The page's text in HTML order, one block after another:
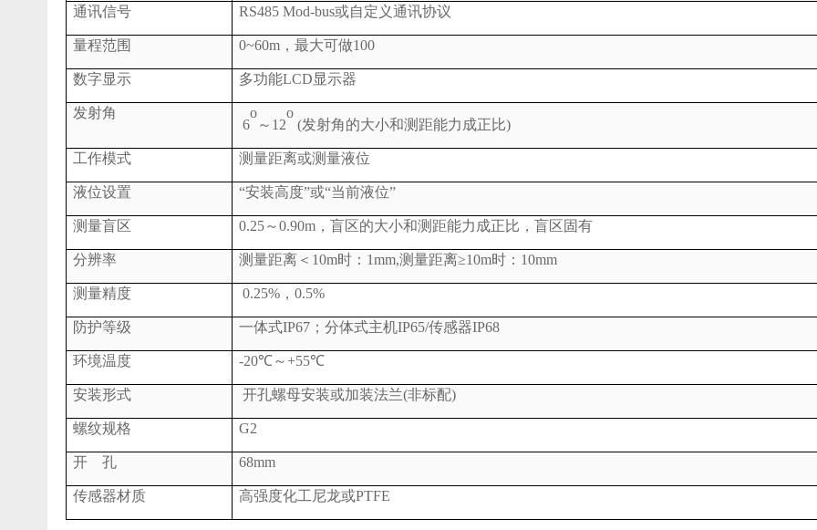
通讯信号 RS485 Mod-bus或自定义通讯协议
量程范围 0~60m，最大可做100
数字显示 多功能LCD显示器
发射角
6
o
～12
o
(发射角的大小和测距能力成正比)
工作模式 测量距离或测量液位
液位设置 “安装高度”或“当前液位”
测量盲区 0.25～0.90m，盲区的大小和测距能力成正比，盲区固有
分辨率 测量距离＜10m时：1mm,测量距离≥10m时：10mm
测量精度 0.25%，0.5%
防护等级 一体式IP67；分体式主机IP65/传感器IP68
环境温度 -20℃～+55℃
安装形式 开孔螺母安装或加装法兰(非标配)
螺纹规格 G2
开 孔 68mm
传感器材质 高强度化工尼龙或PTFE